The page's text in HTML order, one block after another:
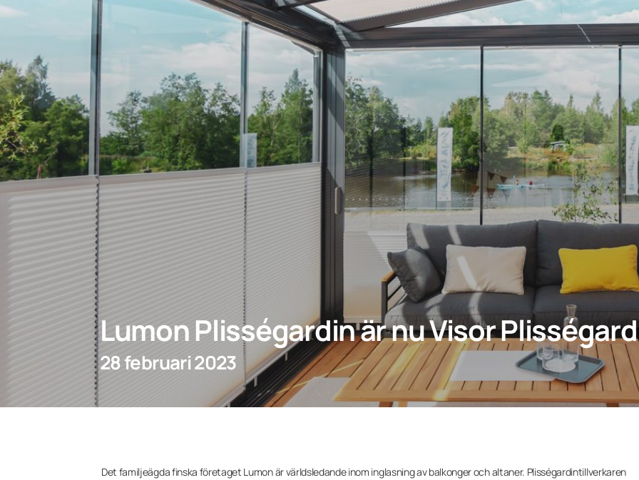
Lumon Plisségardin är nu Visor
28 februari 2023
Det familjeägda finska företaget Lumon är världsledande inom inglasning av balkonger och altaner. Plisségardintillverkaren